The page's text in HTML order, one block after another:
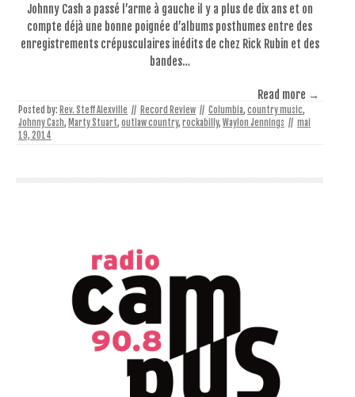
Johnny Cash a passé l’arme à gauche il y a plus de dix ans et on
compte déjà une bonne poignée d’albums posthumes entre des
enregistrements crépusculaires inédits de chez Rick Rubin et des
bandes…
Read more →
Posted by: Rev. Steff Alexville // Record Review // Columbia, country music,
Johnny Cash, Marty Stuart, outlaw country, rockabilly, Waylon Jennings // mai
19, 2014